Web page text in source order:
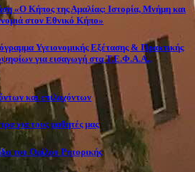
«Ο Κήπος της Αμαλίας: Ιστορία, Μνήμη και
στον Εθνικό Κήπο»
Υγειονομικής Εξέτασης & Πρακτικής
για εισαγωγή στα Τ.Ε.Φ.Α.Α.,
και επιλαχόντων
για τους μαθητές μας
του Ομίλου Ρητορικής